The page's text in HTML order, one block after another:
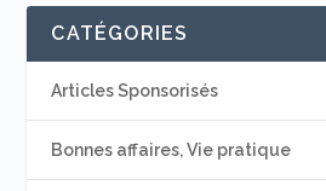
CATÉGORIES
Articles Sponsorisés
Bonnes affaires, Vie pratique